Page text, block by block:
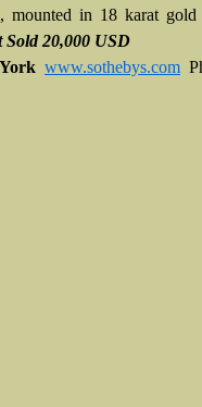
mounted in 18 karat gold
Sold 20,000 USD
www.sothebys.com